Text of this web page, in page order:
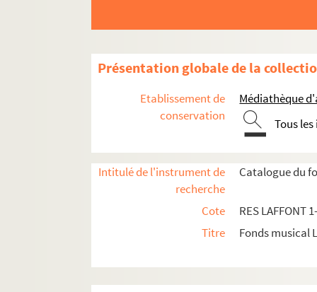
Présentation globale de la
Etablissement de
conservation
Médiathèque
Tous
Intitulé de l'instrument de
recherche
Catalogue du
Cote
RES LAFFONT
Titre
Fonds musical
RES LAFFONT 23. Jean Paul
RES LAFFONT 24. Étienne-
Pierre-Alexandre Monsigny
Giovanni Paisiello
RES LAFFONT 33. Giovanni
François-André Danican Philidor